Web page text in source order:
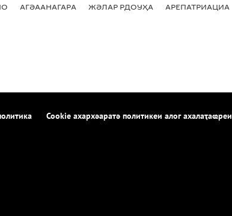
АГӘААНАГАРА ЖӘЛАР РДОУҲА АРЕПАТРИАЦИА
Cookie ахархәаратә политикеи алог ахалаҭаҩреи